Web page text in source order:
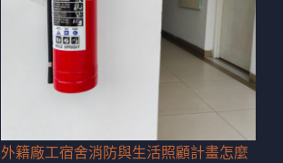
外籍廠工宿舍消防與生活照顧計畫怎麼